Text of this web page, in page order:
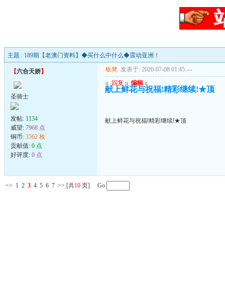
主题 : 189期【老澳门资料】◆买什么中什么◆震动亚洲！
【六合天娇】
圣骑士
发帖: 1134
威望: 7968 点
铜币: 3562 枚
贡献值: 0 点
好评度: 0 点
板凳 发表于: 2026-07-08 01:45 ---
u 回复 u 编辑 u
献上鲜花与祝福!精彩继续!★顶
献上鲜花与祝福!精彩继续!★顶
<< 1 2 3 4 5 6 7 >> [共10 页] Go